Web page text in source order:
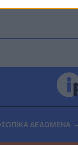
ΔΕΔΟΜΕΝΑ